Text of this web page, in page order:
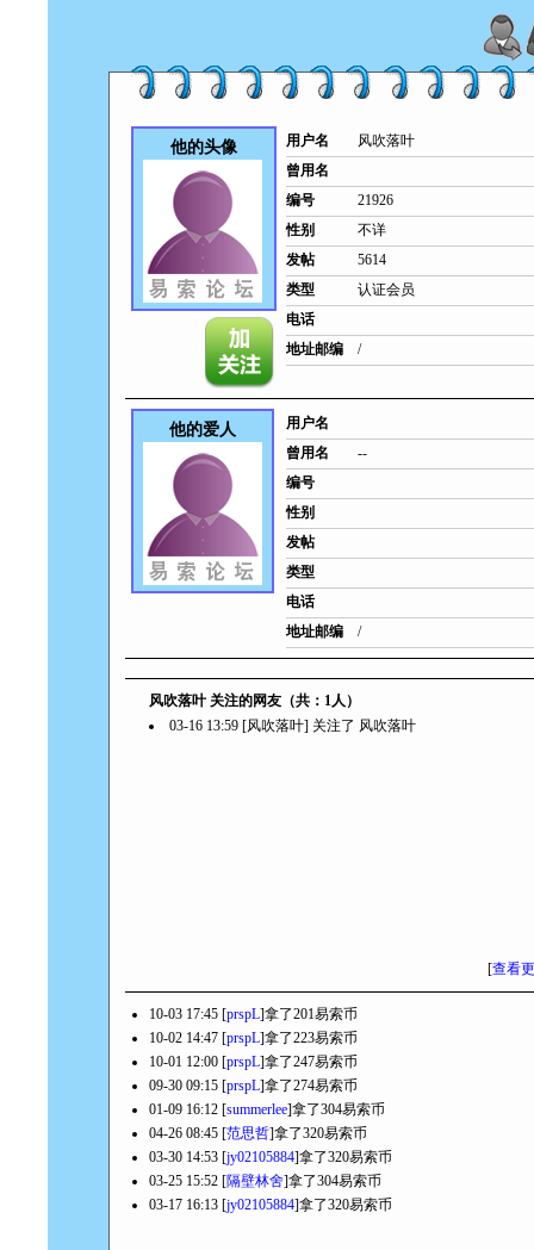
他的头像 用户名
风吹落叶
曾用名
编号
21926
性别
不详
发帖
5614
类型
认证会员
电话
地址邮编
/
他的爱人
用户名
曾用名
--
编号
性别
发帖
类型
电话
地址邮编
/
风吹落叶 关注的网友（共：1人）
03-16 13:59 [风吹落叶] 关注了 风吹落叶
[查看
10-03 17:45 [prspL]拿了201易索币
10-02 14:47 [prspL]拿了223易索币
10-01 12:00 [prspL]拿了247易索币
09-30 09:15 [prspL]拿了274易索币
01-09 16:12 [summerlee]拿了304易索币
04-26 08:45 [范思哲]拿了320易索币
03-30 14:53 [jy02105884]拿了320易索币
03-25 15:52 [隔壁林舍]拿了304易索币
03-17 16:13 [jy02105884]拿了320易索币